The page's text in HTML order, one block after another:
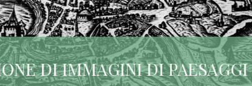
28 OTTOBRE
COLLEZIONE DI IMMAGINI DI